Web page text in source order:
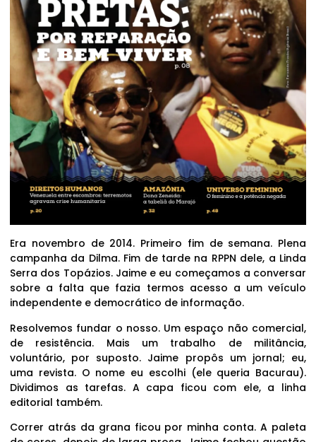
Era novembro de 2014. Primeiro fim de semana. Plena
campanha da Dilma. Fim de tarde na RPPN dele, a Linda
Serra dos Topázios. Jaime e eu começamos a conversar
sobre a falta que fazia termos acesso a um veículo
independente e democrático de informação.
Resolvemos fundar o nosso. Um espaço não comercial,
de resistência. Mais um trabalho de militância,
voluntário, por suposto. Jaime propôs um jornal; eu,
uma revista. O nome eu escolhi (ele queria Bacurau).
Dividimos as tarefas. A capa ficou com ele, a linha
editorial também.
Correr atrás da grana ficou por minha conta. A paleta